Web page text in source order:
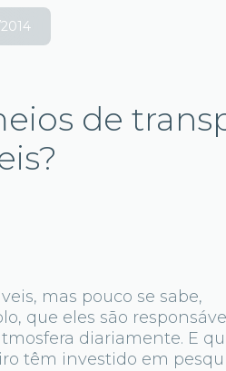
de
mas pouco se sabe,
que eles são
diariamente. E
têm investido em